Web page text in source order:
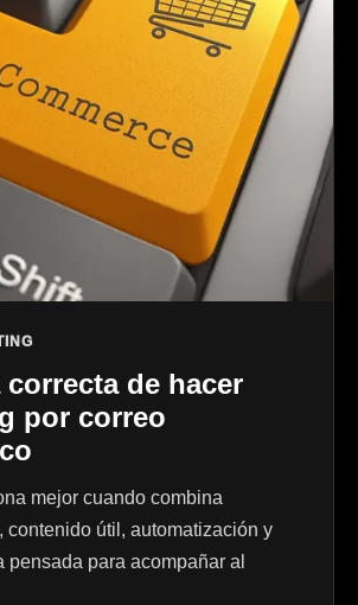
correcta de hacer
por correo
mejor cuando combina
contenido útil, automatización y
pensada para acompañar al